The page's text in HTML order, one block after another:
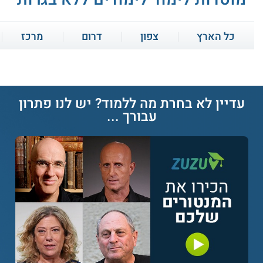
ללמוד בה בקורסים בתחומי הניהול,
החשבונאות, המחשבים, העיצוב
והאדמיניסטרציה. חלק מן התכניות אינו דורש
בית הספר לתיירות:בית הספר מתמקד
בתחום המלונאות והתיירות והוא מציע קורסים
שונים. ישנם מספר קורסים שאינם מצריכים
תעודת בגרות, כגון קורס תיירות אתגר, קורס
יועצי טיולים וקורס תכנון טיולים בחו"ל.
כל הארץ צפון דרום מרכז
שירות אישי חינם
סמינר הקיבוצים - הוראה
במגמות חינוך גופני
שירות אישי חינם
עדיין לא בחרת מה ללמוד? יש לנו פתרון
עבורך ...